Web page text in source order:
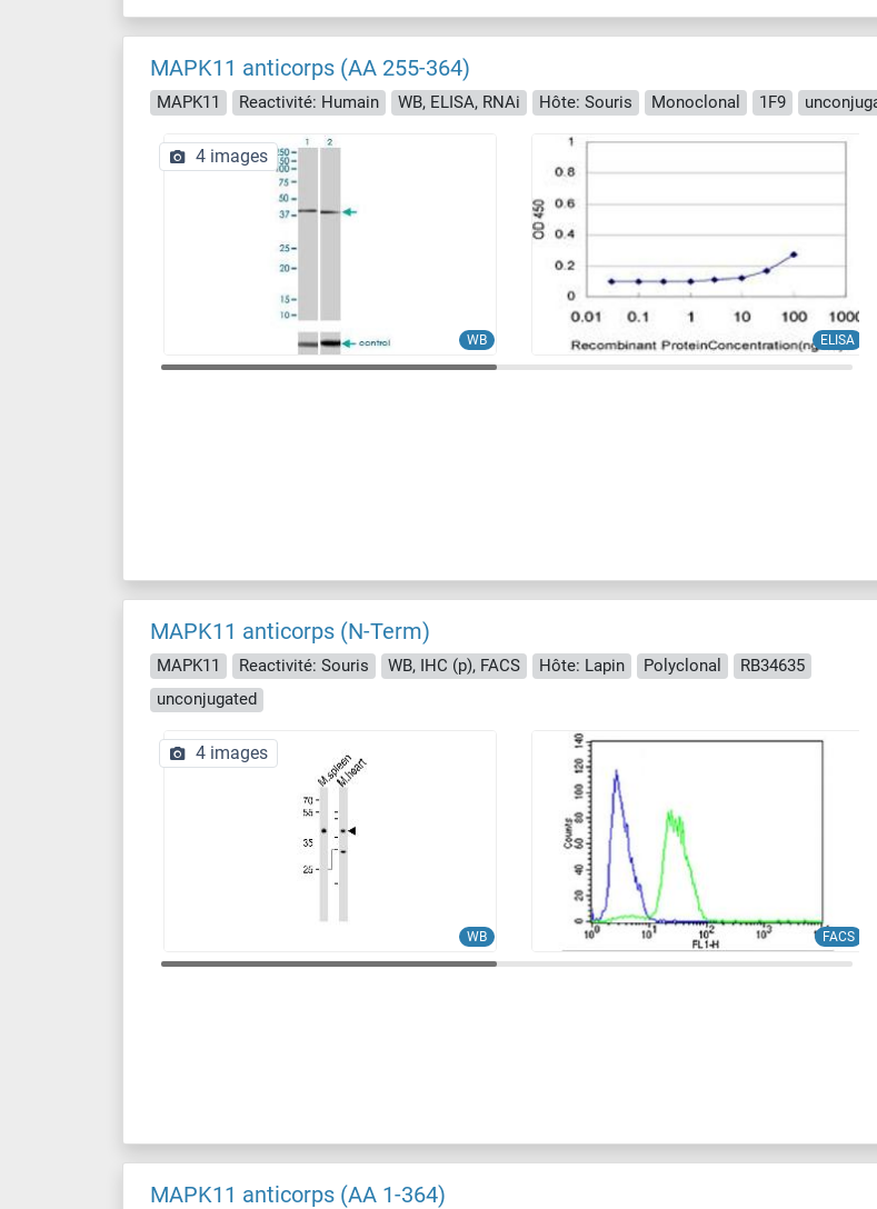
MAPK11 anticorps (AA 255-364)
MAPK11 Reactivité: Humain WB, ELISA, RNAi Hôte: Souris Monoclonal 1F9
WB ELISA
4 images
MAPK11 anticorps (N-Term)
MAPK11 Reactivité: Souris WB, IHC (p), FACS Hôte: Lapin Polyclonal
RB34635
unconjugated
WB FACS
4 images
MAPK11 anticorps (AA 1-364)